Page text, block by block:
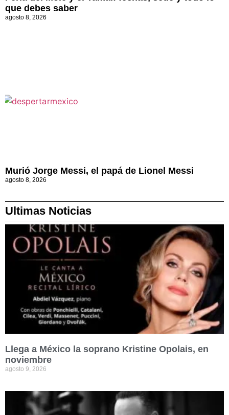
que debes saber
agosto 8, 2026
Murió Jorge Messi, el papá de Lionel Messi
agosto 8, 2026
Ultimas Noticias
Llega a México la soprano Kristine Opolais, en
noviembre
agosto 9, 2026